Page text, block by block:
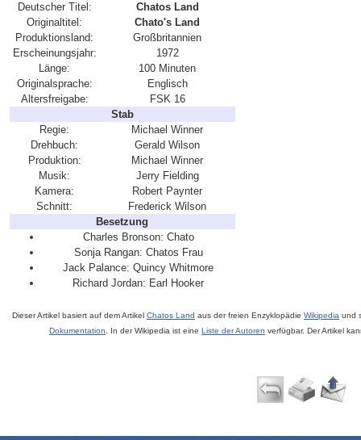
Deutscher Titel:
Chatos Land
Originaltitel:
Chato's Land
Produktionsland:
Großbritannien
Erscheinungsjahr:
1972
Länge:
100 Minuten
Originalsprache:
Englisch
Altersfreigabe:
FSK 16
Stab
Regie:
Michael Winner
Drehbuch:
Gerald Wilson
Produktion:
Michael Winner
Musik:
Jerry Fielding
Kamera:
Robert Paynter
Schnitt:
Frederick Wilson
Besetzung
Charles Bronson: Chato
Sonja Rangan: Chatos Frau
Jack Palance: Quincy Whitmore
Richard Jordan: Earl Hooker
Dieser Artikel basiert auf dem Artikel Chatos Land aus der freien Enzyklopädie Wikipediaund
Dokumentation. In der Wikipedia ist eine Liste der Autoren verfügbar. Der Artikel